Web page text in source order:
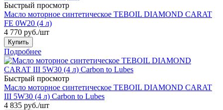
Быстрый просмотр
Масло моторное синтетическое TEBOIL DIAMOND CARAT
FE 0W20 (4 л)
4 770 руб./шт
Купить
Подробнее
Быстрый просмотр
Масло моторное синтетическое TEBOIL DIAMOND CARAT
III 5W30 (4 л) Carbon to Lubes
4 835 руб./шт